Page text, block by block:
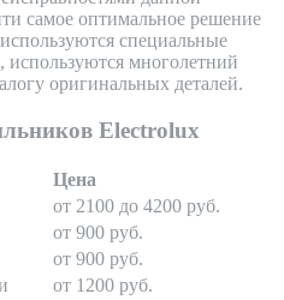
самое оптимальное решение
специальные
многолетний
оригинальных деталей.
Electrolux
Цена
от 2100 до 4200 руб.
от 900 руб.
от 900 руб.
от 1200 руб.